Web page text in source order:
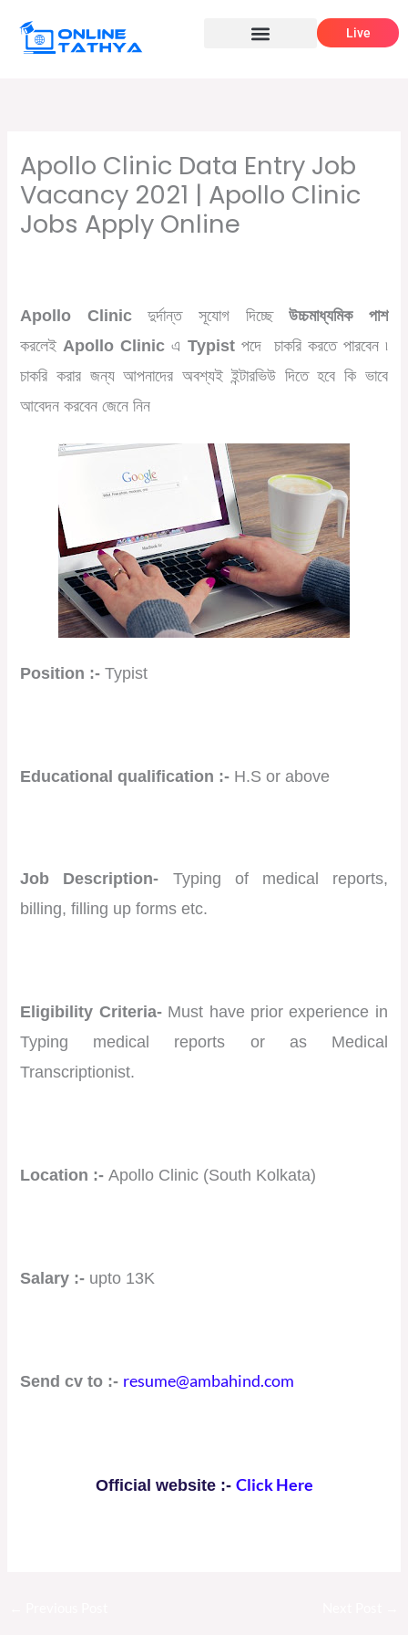
Live
Apollo Clinic Data Entry Job
Vacancy 2021 | Apollo Clinic
Jobs Apply Online
Apollo Clinicদুর্দান্ত সূযোগ দিচ্ছেউচ্চমাধ্যমিক পাশ
করলেইApollo Clinic এ Typistপদে চাকরি করতে পারবেন ৷
চাকরি করার জন্য আপনাদের অবশ্যই ইন্টারভিউ দিতে হবে কি ভাবে
আবেদন করবেন জেনে নিন
Position :- Typist
Educational qualification :- H.S or above
Job Description- Typing of medical reports,
billing, filling up forms etc.
Eligibility Criteria-Must have prior experience in
Typing medical reports or as Medical
Transcriptionist.
Location :- Apollo Clinic (South Kolkata)
Salary :- upto 13K
Send cv to :- resume@ambahind.com
Official website :- Click Here